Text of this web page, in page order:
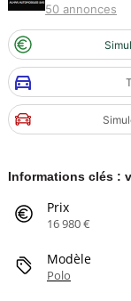
50 annonces
Informations clés :
Prix
16 980 €
Modèle
Polo